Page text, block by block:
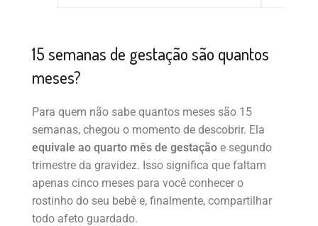
15 semanas de gestação são quantos
meses?
Para quem não sabe quantos meses são 15
semanas, chegou o momento de descobrir. Ela
equivale ao quarto mês de gestação e segundo
trimestre da gravidez. Isso significa que faltam
apenas cinco meses para você conhecer o
rostinho do seu bebê e, finalmente, compartilhar
todo afeto guardado.